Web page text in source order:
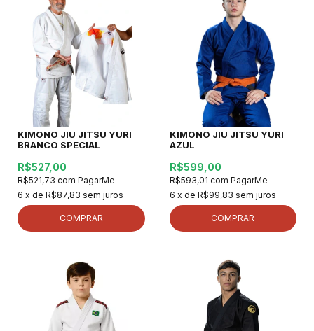
KIMONO JIU JITSU YURI
BRANCO SPECIAL
R$527,00
R$521,73 com PagarMe
6 x de R$87,83 sem juros
COMPRAR
KIMONO JIU JITSU YURI
AZUL
R$599,00
R$593,01 com PagarMe
6 x de R$99,83 sem juros
COMPRAR